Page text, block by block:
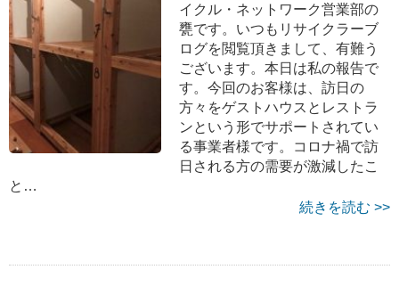
イクル・ネットワーク営業部の
甕です。いつもリサイクラーブ
ログを閲覧頂きまして、有難う
ございます。本日は私の報告で
す。今回のお客様は、訪日の
方々をゲストハウスとレストラ
ンという形でサポートされてい
る事業者様です。コロナ禍で訪
日される方の需要が激減したこ
と…
続きを読む >>